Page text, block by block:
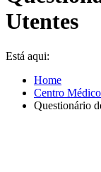
Utentes
Está aqui:
Home
Centro Médico
Questionário